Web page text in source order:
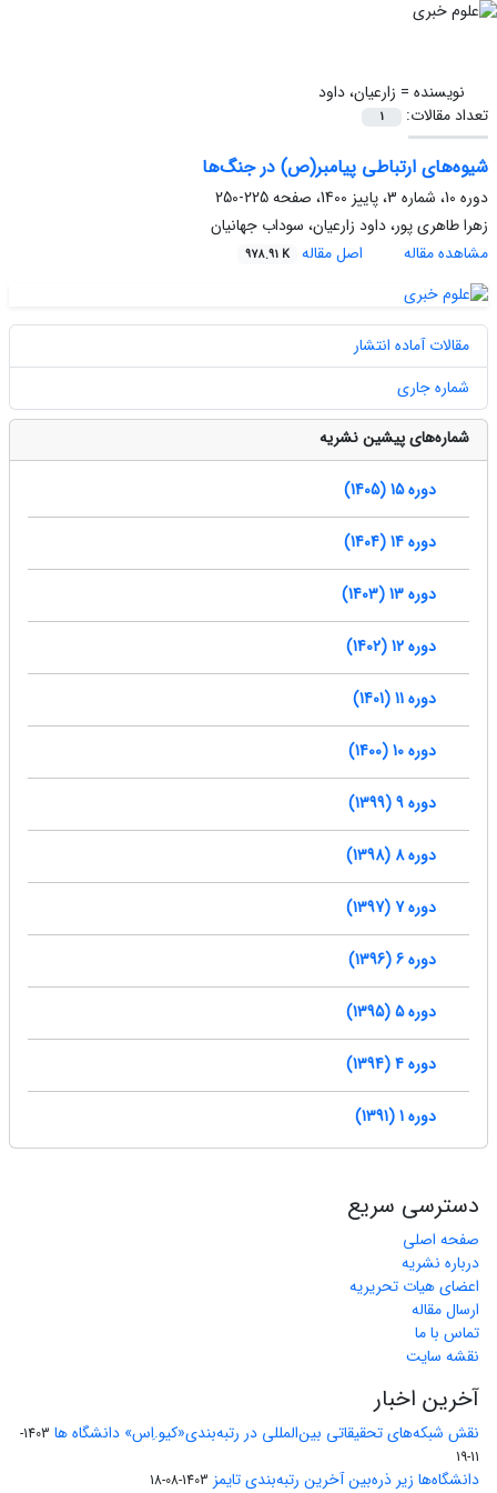
نویسنده = زارعیان، داود
تعداد مقالات:
1
شیوه‌های ارتباطی پیامبر(ص) در جنگ‌‌ها
دوره 10، شماره 3، پاییز 1400، صفحه
225-250
زهرا طاهری پور، داود زارعیان، سوداب جهانیان
مشاهده مقاله
اصل مقاله 978.91 K
مقالات آماده انتشار
شماره جاری
شماره‌های پیشین نشریه
دوره 15 (1405)
دوره 14 (1404)
دوره 13 (1403)
دوره 12 (1402)
دوره 11 (1401)
دوره 10 (1400)
دوره 9 (1399)
دوره 8 (1398)
دوره 7 (1397)
دوره 6 (1396)
دوره 5 (1395)
دوره 4 (1394)
دوره 1 (1391)
دسترسی سریع
صفحه اصلی
درباره نشریه
اعضای هیات تحریریه
ارسال مقاله
تماس با ما
نقشه سایت
آخرین اخبار
نقش شبکه‌های تحقیقاتی بین‌المللی در رتبه‌بندی«کیو.اِس» دانشگاه ها
1403-
11-19
دانشگاه‌ها زیر ذره‌بین آخرین رتبه‌بندی تایمز 1403-08-18